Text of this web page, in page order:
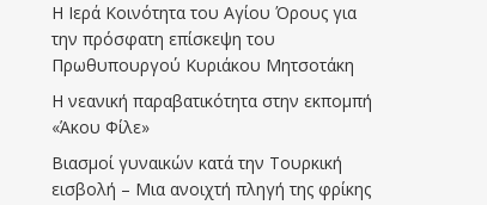
Η Ιερά Κοινότητα του Αγίου Όρους για
την πρόσφατη επίσκεψη του
Πρωθυπουργού Κυριάκου Μητσοτάκη
Η νεανική παραβατικότητα στην εκπομπή
«Άκου Φίλε»
Βιασμοί γυναικών κατά την Τουρκική
εισβολή – Μια ανοιχτή πληγή της φρίκης